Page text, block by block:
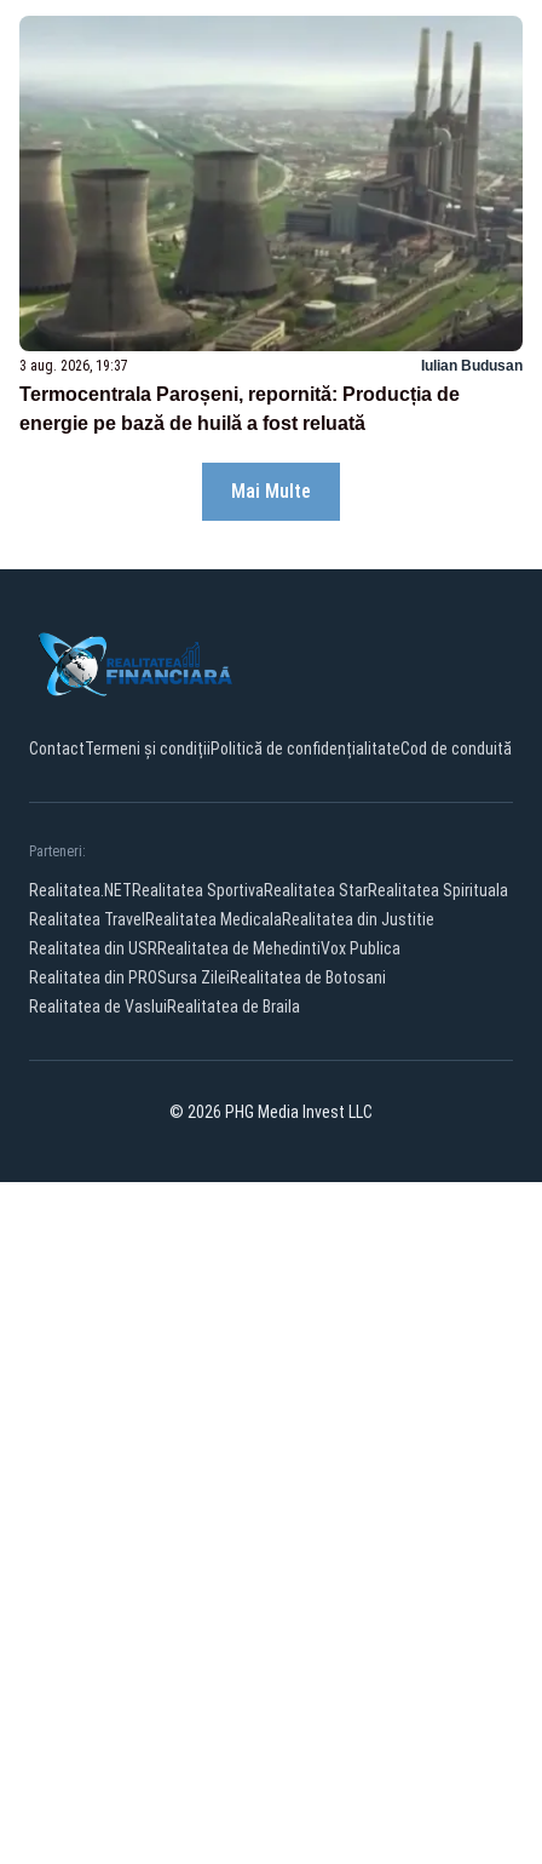
3 aug. 2026, 19:37 Iulian Budusan
Termocentrala Paroșeni, repornită: Producția de
energie pe bază de huilă a fost reluată
Mai Multe
ContactTermeni și condițiiPolitică de confidențialitateCod de conduită
Parteneri:
Realitatea.NETRealitatea SportivaRealitatea StarRealitatea Spirituala
Realitatea Travel Realitatea MedicalaRealitatea din Justitie
Realitatea din USRRealitatea de MehedintiVox Publica
Realitatea din PROSursa ZileiRealitatea de Botosani
Realitatea de VasluiRealitatea de Braila
© 2026 PHG Media Invest LLC